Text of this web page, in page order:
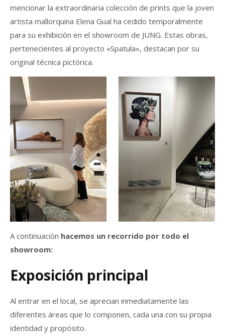
mencionar la extraordinaria colección de prints que la joven
artista mallorquina Elena Gual ha cedido temporalmente
para su exhibición en el showroom de JUNG. Estas obras,
pertenecientes al proyecto «Spatula», destacan por su
original técnica pictórica.
A continuación hacemos un recorrido por todo el
showroom:
Exposición principal
Al entrar en el local, se aprecian inmediatamente las
diferentes áreas que lo componen, cada una con su propia
identidad y propósito.